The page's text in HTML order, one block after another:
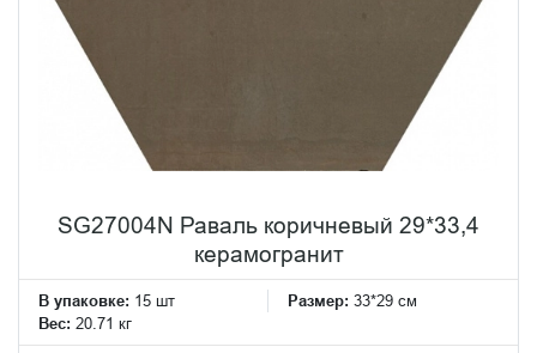
SG27004N Раваль коричневый 29*33,4
керамогранит
В упаковке: 15 шт Размер: 33*29 см
Вес: 20.71 кг